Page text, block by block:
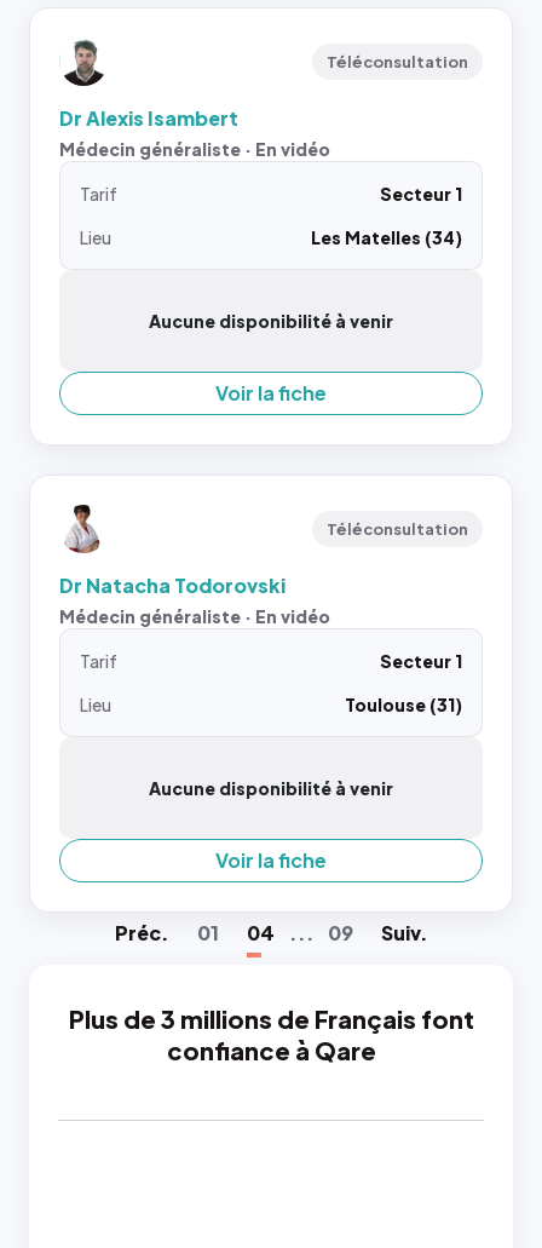
Téléconsultation
Dr Alexis Isambert
Médecin généraliste · En vidéo
Tarif
Secteur 1
Lieu
Les Matelles (34)
Aucune disponibilité à venir
Voir la fiche
Téléconsultation
Dr Natacha Todorovski
Médecin généraliste · En vidéo
Tarif
Secteur 1
Lieu
Toulouse (31)
Aucune disponibilité à venir
Voir la fiche
Préc. 01 04 ... 09 Suiv.
Plus de 3 millions de Français font
confiance à Qare